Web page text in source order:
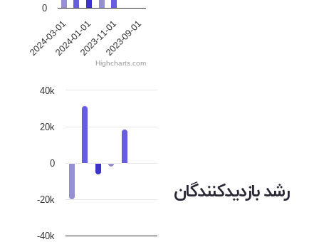
2024-03-012024-01-012023-11-012023-09-01
0
Highcharts.com
رشد بازدیدکنندگان
-40k
-20k
0
20k
40k